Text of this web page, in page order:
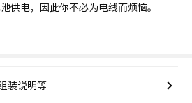
供电，因此你不必为电线而烦恼。
装说明等